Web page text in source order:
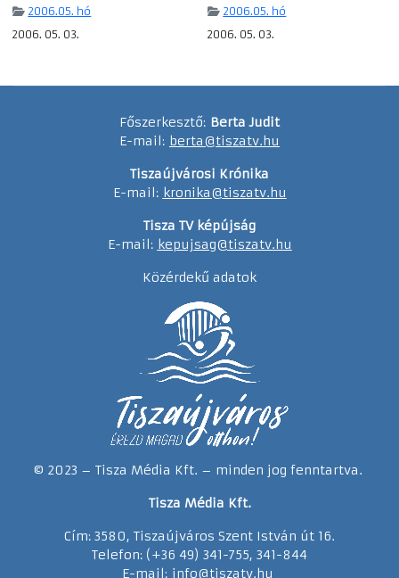
2006.05. hó
2006. 05. 03.
2006.05. hó
2006. 05. 03.
Főszerkesztő: Berta Judit
E-mail: berta@tiszatv.hu
Tiszaújvárosi Krónika
E-mail: kronika@tiszatv.hu
Tisza TV képújság
E-mail: kepujsag@tiszatv.hu
Közérdekű adatok
© 2023 – Tisza Média Kft. – minden jog fenntartva.
Tisza Média Kft.
Cím: 3580, Tiszaújváros Szent István út 16.
Telefon: (+36 49) 341-755, 341-844
E-mail: info@tiszatv.hu